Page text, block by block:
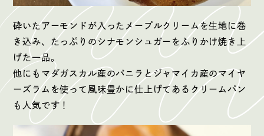
砕いたアーモンドが入ったメープルクリームを生地に巻
き込み、たっぷりのシナモンシュガーをふりかけ焼き上
げた一品。
他にもマダガスカル産のバニラとジャマイカ産のマイヤ
ーズラムを使って風味豊かに仕上げてあるクリームパン
も人気です！